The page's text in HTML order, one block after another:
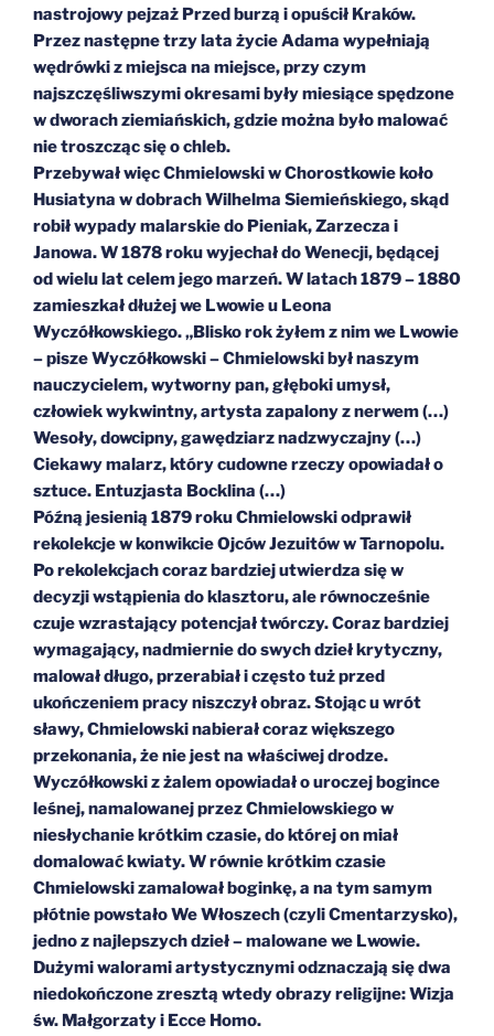
nastrojowy pejzaż Przed burzą i opuścił Kraków.
Przez następne trzy lata życie Adama wypełniają
wędrówki z miejsca na miejsce, przy czym
najszczęśliwszymi okresami były miesiące spędzone
w dworach ziemiańskich, gdzie można było malować
nie troszcząc się o chleb.
Przebywał więc Chmielowski w Chorostkowie koło
Husiatyna w dobrach Wilhelma Siemieńskiego, skąd
robił wypady malarskie do Pieniak, Zarzecza i
Janowa. W 1878 roku wyjechał do Wenecji, będącej
od wielu lat celem jego marzeń. W latach 1879 – 1880
zamieszkał dłużej we Lwowie u Leona
Wyczółkowskiego. „Blisko rok żyłem z nim we Lwowie
– pisze Wyczółkowski – Chmielowski był naszym
nauczycielem, wytworny pan, głęboki umysł,
człowiek wykwintny, artysta zapalony z nerwem (…)
Wesoły, dowcipny, gawędziarz nadzwyczajny (…)
Ciekawy malarz, który cudowne rzeczy opowiadał o
sztuce. Entuzjasta Bocklina (…)
Późną jesienią 1879 roku Chmielowski odprawił
rekolekcje w konwikcie Ojców Jezuitów w Tarnopolu.
Po rekolekcjach coraz bardziej utwierdza się w
decyzji wstąpienia do klasztoru, ale równocześnie
czuje wzrastający potencjał twórczy. Coraz bardziej
wymagający, nadmiernie do swych dzieł krytyczny,
malował długo, przerabiał i często tuż przed
ukończeniem pracy niszczył obraz. Stojąc u wrót
sławy, Chmielowski nabierał coraz większego
przekonania, że nie jest na właściwej drodze.
Wyczółkowski z żalem opowiadał o uroczej bogince
leśnej, namalowanej przez Chmielowskiego w
niesłychanie krótkim czasie, do której on miał
domalować kwiaty. W równie krótkim czasie
Chmielowski zamalował boginkę, a na tym samym
płótnie powstało We Włoszech (czyli Cmentarzysko),
jedno z najlepszych dzieł – malowane we Lwowie.
Dużymi walorami artystycznymi odznaczają się dwa
niedokończone zresztą wtedy obrazy religijne: Wizja
św. Małgorzaty i Ecce Homo.